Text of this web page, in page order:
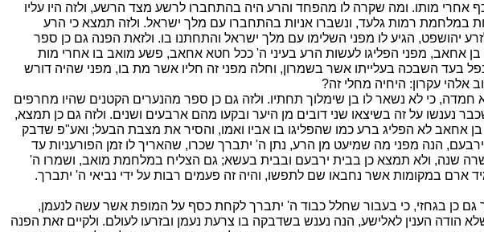
אחרי מותו. ומה שקרה לו מהפחד והרע היה בהתחברו לרשע מצד הרשע, ולזה היו עליו
במלחמת רמות גלעד, ונשברו אניות בהתחברו עם מלך ישראל. ולזה תמצא כי הרע
יהושפט, הגיע לו מפני השלימו עם מלך ישראל והתחתנו בו. ולזאת הפנה גם כן ספר
בן אחאב, מפני הפליגו לעשות הרע בעיני ה' ככל חטא אחאב, פשע מואב בו אחרי מות
בעד השבכה בעלייתו אשר בשמרון, וחלה מפני זה חליו אשר מת בו, מפני שהיה דורש
אלהי עקרון: היחיה מחלי זה?
חמדה, כי לא נשאר לו בן שימלוך תחתיו. ולזה גם כן ספר מהנערים הקטנים שהיו מחרפים
נענשו על זה בשיצאו שני דובים מן היער ובקעו מהם ארבעים ושנים. ולזה גם כן תמצא,
בן אחאב לא הפליג ברע כמו שהפליגו בו אביו ואמו, והסיר את מצבת הבעל; ואע"פ שדבק
הנה מפני מה שמיעט מן הרע, נתן ה' יתברך שכרו, שהאריך לו זמן הפורעניות עד
שנה, ולא תמצא כן בבית ירבעם ובבית בעשא; גם הצליח במלחמת מואב, ושמרו ה'
ארם במקומות אשר נחבאו שם לתפשו, והיה זה פעמים רבות על ידי נביאי ה' יתברך.
גם כן בגחזי, כי בעבור שחלל כבוד ה' יתברך לקחת כסף על המופת אשר עשה לנעמן,
הודה הענין לאלישע, הנה נענש בשדבקה בו צרעת נעמן ובזרעו לעולם. ולקיים זאת הפנה